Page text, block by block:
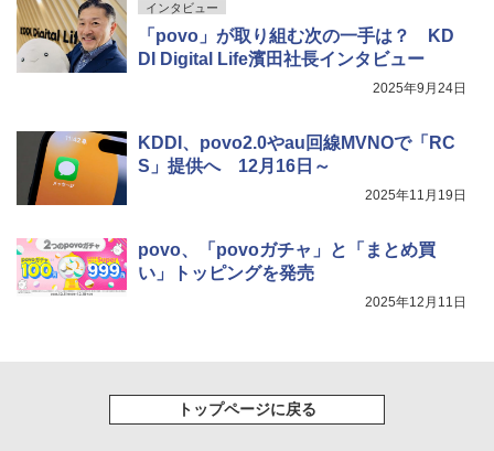
インタビュー
「povo」が取り組む次の一手は？ KD
DI Digital Life濱田社長インタビュー
2025年9月24日
KDDI、povo2.0やau回線MVNOで「RC
S」提供へ 12月16日～
2025年11月19日
povo、「povoガチャ」と「まとめ買
い」トッピングを発売
2025年12月11日
トップページに戻る